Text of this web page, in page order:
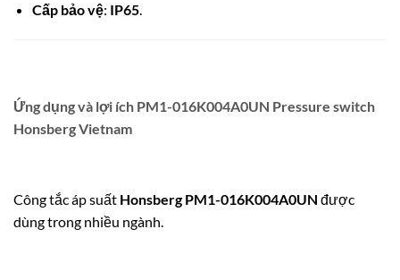
Cấp bảo vệ: IP65.
Ứng dụng và lợi ích PM1-016K004A0UN Pressure switch
Honsberg Vietnam
Công tắc áp suất Honsberg PM1-016K004A0UN được
dùng trong nhiều ngành.